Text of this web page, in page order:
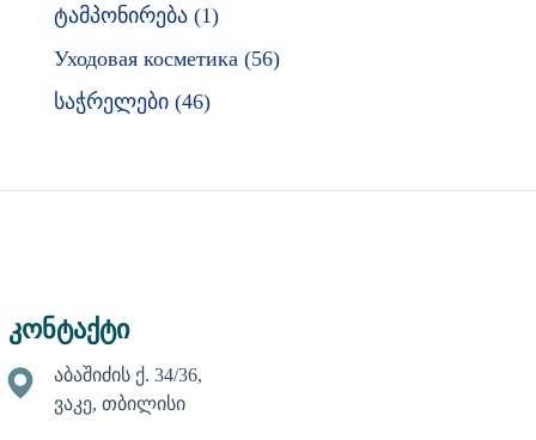
ტამპონირება 1
Уходовая косметика 56
საჭრელები 46
კონტაქტი
აბაშიძის ქ. 34/36,
ვაკე, თბილისი